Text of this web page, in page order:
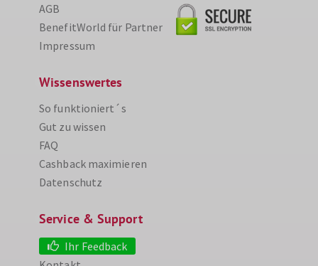
AGB
BenefitWorld für Partner
Impressum
Wissenswertes
So funktioniert´s
Gut zu wissen
FAQ
Cashback maximieren
Datenschutz
Service & Support
Ihr Feedback